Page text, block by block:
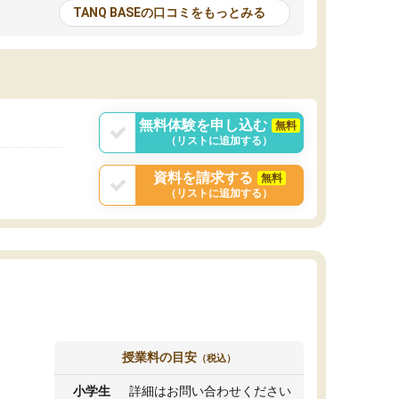
る機会が増えたり
試験対策の面接練
と伝えることもで
が多いので、その子達に感化されて自分も『も
っと何かに取り組んでみよう』と思えます。
はたらく部はオンラインなので、色々な場所の
TANQ BASEの口コミをもっとみる
無料体験を申し込む
無料
（リストに追加する）
資料を請求する
無料
（リストに追加する）
授業料の目安 （税込）
小学生 詳細はお問い合わせください